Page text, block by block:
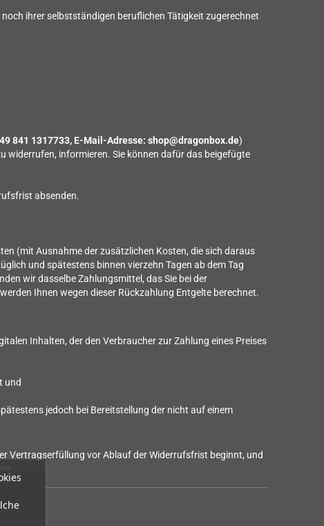
ihrer selbstständigen beruflichen Tätigkeit zugerechnet
841 1317733, E-Mail-Adresse: shop@dragonbox.de)
widerrufen, informieren. Sie können dafür das beigefügte
absenden.
(mit Ausnahme der zusätzlichen Kosten, die sich daraus
und spätestens binnen vierzehn Tagen ab dem Tag
wir dasselbe Zahlungsmittel, das Sie bei der
Ihnen wegen dieser Rückzahlung Entgelte berechnet.
Inhalten, der den Verbraucher zur Zahlung eines Preises
und
jedoch bei Bereitstellung der nicht auf einem
Vertragserfüllung vor Ablauf der Widerrufsfrist beginnt, und